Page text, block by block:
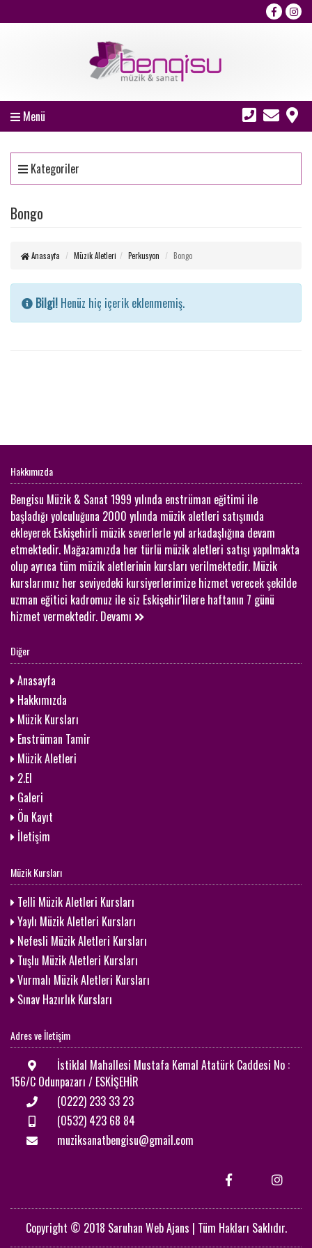
Menü
Kategoriler
Bongo
Anasayfa Müzik Aletleri Perkusyon Bongo
Bilgi! Henüz hiç içerik eklenmemiş.
Hakkımızda
Bengisu Müzik & Sanat 1999 yılında enstrüman eğitimi ile
başladığı yolculuğuna 2000 yılında müzik aletleri satışınıda
ekleyerek Eskişehirli müzik severlerle yol arkadaşlığına devam
etmektedir. Mağazamızda her türlü müzik aletleri satışı yapılmakta
olup ayrıca tüm müzik aletlerinin kursları verilmektedir. Müzik
kurslarımız her seviyedeki kursiyerlerimize hizmet verecek şekilde
uzman eğitici kadromuz ile siz Eskişehir'lilere haftanın 7 günü
hizmet vermektedir. Devamı
Diğer
Anasayfa
Hakkımızda
Müzik Kursları
Enstrüman Tamir
Müzik Aletleri
2.El
Galeri
Ön Kayıt
İletişim
Müzik Kursları
Telli Müzik Aletleri Kursları
Yaylı Müzik Aletleri Kursları
Nefesli Müzik Aletleri Kursları
Tuşlu Müzik Aletleri Kursları
Vurmalı Müzik Aletleri Kursları
Sınav Hazırlık Kursları
Adres ve İletişim
İstiklal Mahallesi Mustafa Kemal Atatürk Caddesi No :
156/C Odunpazarı / ESKİŞEHİR
(0222) 233 33 23
(0532) 423 68 84
muziksanatbengisu@gmail.com
Copyright © 2018 Saruhan Web Ajans | Tüm Hakları Saklıdır.